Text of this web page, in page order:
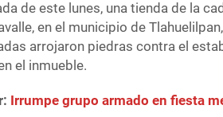
de este lunes, una tienda de la
en el municipio de
arrojaron piedras contra el
el inmueble.
Irrumpe grupo armado en fiesta